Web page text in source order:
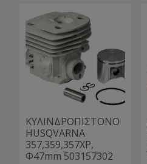
ΚΥΛΙΝΔΡΟΠΙΣΤΟΝΟ
HUSQVARNA
357,359,357XP,
Φ47mm 503157302